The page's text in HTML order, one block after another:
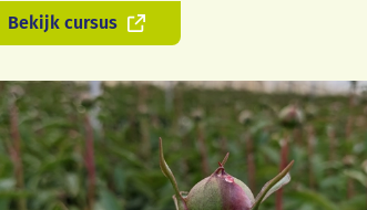
Bekijk cursus